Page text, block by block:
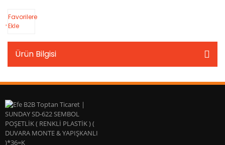
Favorilere
Ekle
Ürün Bilgisi